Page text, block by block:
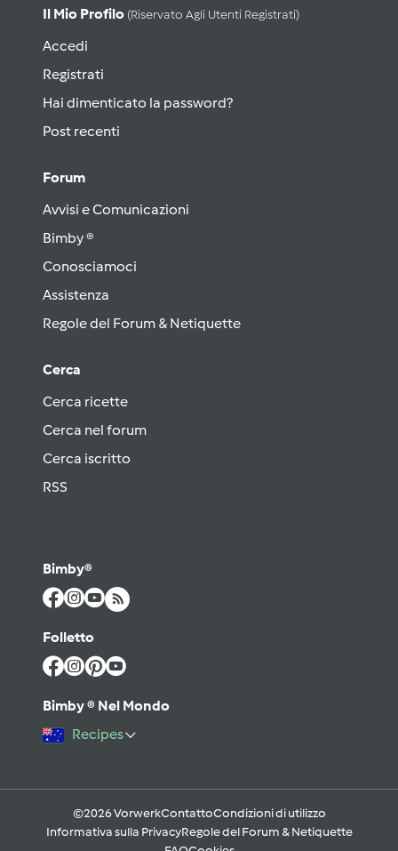
Il Mio Profilo (riservato Agli Utenti Registrati)
Accedi
Registrati
Hai dimenticato la password?
Post recenti
Forum
Avvisi e Comunicazioni
Bimby ®
Conosciamoci
Assistenza
Regole del Forum & Netiquette
Cerca
Cerca ricette
Cerca nel forum
Cerca iscritto
RSS
Bimby®
Folletto
Bimby ® Nel Mondo
Recipes
©2026 VorwerkContattoCondizioni di utilizzo
Informativa sulla PrivacyRegole del Forum & Netiquette